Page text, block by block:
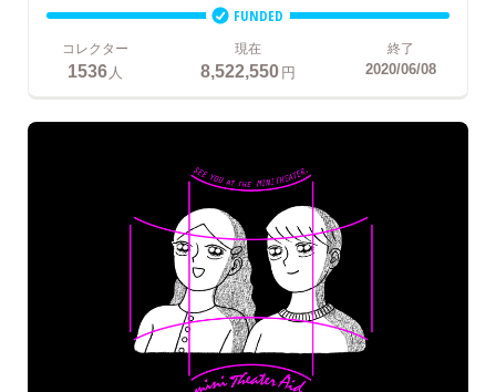
FUNDED
コレクター
1536人
現在
8,522,550円
終了
2020/06/08